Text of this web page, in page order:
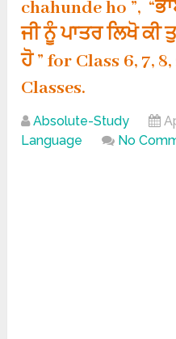
chahunde ho ”,
ਜੀ ਨੂੰ ਪਾਤਰ ਲਿਖੋ ਕੀ
ਹੋ ” for Class 6, 7,
Classes.
Absolute-Study
Language
No